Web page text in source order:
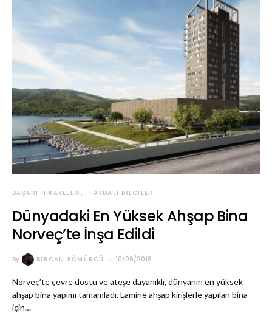
BAŞARI HIKAYELERI FAYDALI BILGILER
Dünyadaki En Yüksek Ahşap Bina
Norveç’te İnşa Edildi
By BIRCAN KÖMÜRCÜ 10/09/2018
Norveç’te çevre dostu ve ateşe dayanıklı, dünyanın en yüksek
ahşap bina yapımı tamamladı. Lamine ahşap kirişlerle yapılan bina
için…